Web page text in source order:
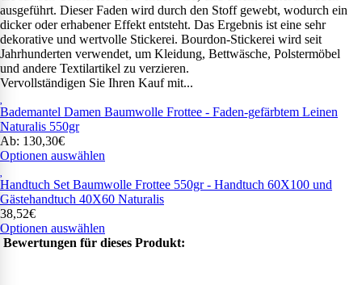
ausgeführt. Dieser Faden wird durch den Stoff gewebt, wodurch ein
dicker oder erhabener Effekt entsteht. Das Ergebnis ist eine sehr
dekorative und wertvolle Stickerei. Bourdon-Stickerei wird seit
Jahrhunderten verwendet, um Kleidung, Bettwäsche, Polstermöbel
und andere Textilartikel zu verzieren.
Vervollständigen Sie Ihren Kauf mit...
Bademantel Damen Baumwolle Frottee - Faden-gefärbtem Leinen
Naturalis 550gr
Ab: 130,30€
Optionen auswählen
Handtuch Set Baumwolle Frottee 550gr - Handtuch 60X100 und
Gästehandtuch 40X60 Naturalis
38,52€
Optionen auswählen
Bewertungen für dieses Produkt: